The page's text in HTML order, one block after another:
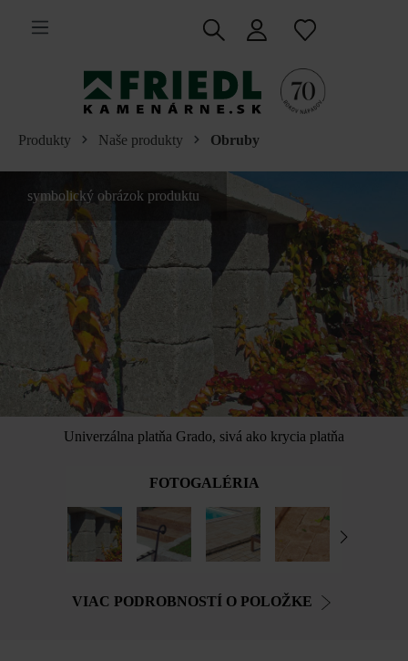
hlavný obsah
Produkty Naše produkty Obruby
Univerzálna platňa Grado, sivá ako krycia platňa
symbolický obrázok produktu
FOTOGALÉRIA
VIAC PODROBNOSTÍ O POLOŽKE